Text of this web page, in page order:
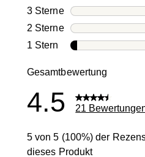
3 SterneSterne
2 SterneSterne
1 Stern Sterne
Gesamtbewertung
4.5 21
5 von 5 (100%) der
dieses Produkt